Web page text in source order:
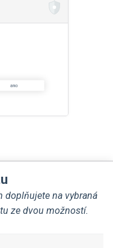
doplňujete na vybraná
ze dvou možností.